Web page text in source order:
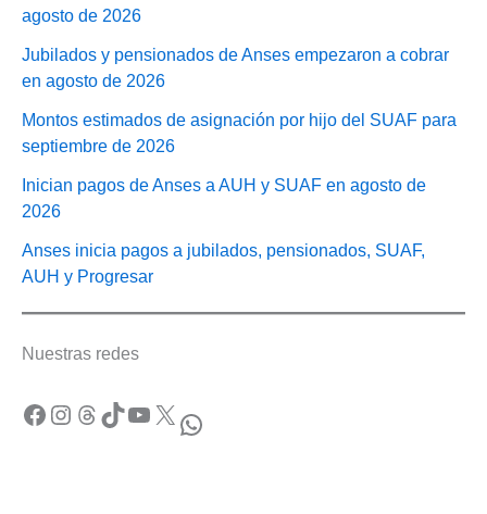
agosto de 2026
Jubilados y pensionados de Anses empezaron a cobrar
en agosto de 2026
Montos estimados de asignación por hijo del SUAF para
septiembre de 2026
Inician pagos de Anses a AUH y SUAF en agosto de
2026
Anses inicia pagos a jubilados, pensionados, SUAF,
AUH y Progresar
Nuestras redes
Facebook Instagram Threads TikTok YouTube X WhatsApp